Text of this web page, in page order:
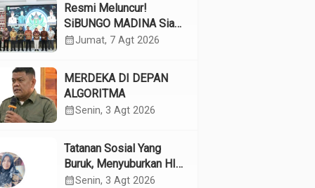
Resmi Meluncur!
SiBUNGO MADINA Siap
Optimalkan Pendapatan
calendar_monthJumat, 7 Agt 2026
MERDEKA DI DEPAN
ALGORITMA
calendar_monthSenin, 3 Agt 2026
Tatanan Sosial Yang
Buruk, Menyuburkan HIV
Pada Remaja
calendar_monthSenin, 3 Agt 2026